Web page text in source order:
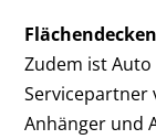
Zudem ist
Servicepartner
Anhänger und